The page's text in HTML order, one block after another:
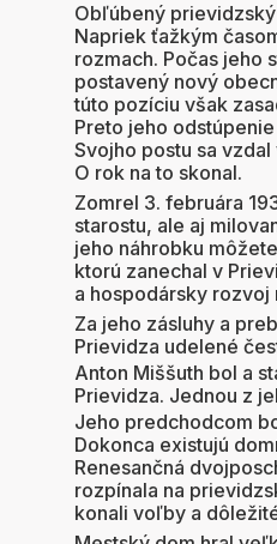
Obľúbený
Napriek ťažkým
rozmach. Počas jeho
postavený nový
túto pozíciu však
Preto jeho
Svojho postu sa
O rok na to skonal.
Zomrel 3. februára
starostu, ale aj
jeho náhrobku
ktorú zanechal v
a hospodársky rozvoj
Za jeho zásluhy a
Prievidza udelené
Anton Miššuth bol a
Prievidza. Jednou z
Jeho predchodcom
Dokonca existujú
Renesančná
rozpínala na
konali voľby a